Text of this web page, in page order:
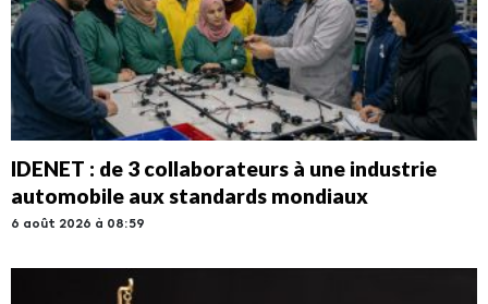
IDENET : de 3 collaborateurs à une industrie
automobile aux standards mondiaux
6 août 2026 à 08:59